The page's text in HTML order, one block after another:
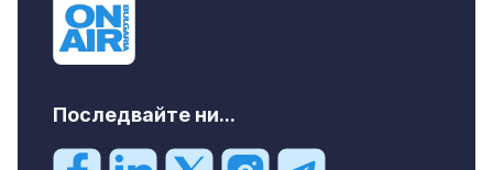
Последвайте ни...